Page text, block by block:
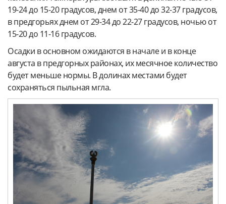
19-24 до 15-20 градусов, днем от 35-40 до 32-37 градусов,
в предгорьях днем от 29-34 до 22-27 градусов, ночью от
15-20 до 11-16 градусов.
Осадки в основном ожидаются в начале и в конце
августа в предгорных районах, их месячное количество
будет меньше нормы. В долинах местами будет
сохраняться пыльная мгла.